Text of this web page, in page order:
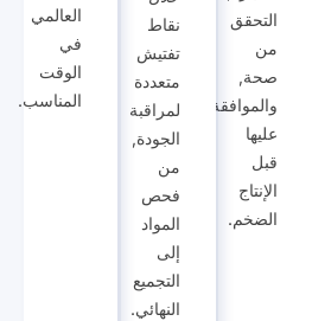
التحقق
من
صحة,
والموافقة
عليها
قبل
الإنتاج
الضخم.
نقاط
تفتيش
متعددة
لمراقبة
الجودة,
من
فحص
المواد
إلى
التجميع
النهائي.
العالمي
في
الوقت
المناسب.